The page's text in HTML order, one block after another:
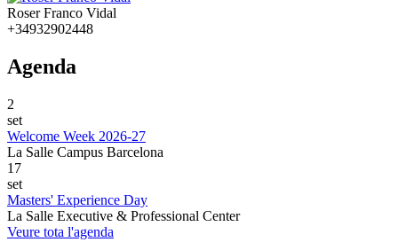
Roser Franco Vidal
+34932902448
Agenda
2
set
Welcome Week 2026-27
La Salle Campus Barcelona
17
set
Masters' Experience Day
La Salle Executive & Professional Center
Veure tota l'agenda